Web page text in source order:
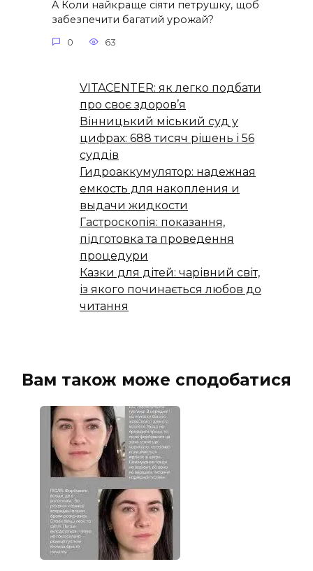
A Коли найкраще сіяти петрушку, щоб
забезпечити багатий урожай?
0 63
VITACENTER: як легко подбати
про своє здоров’я
Вінницький міський суд у
цифрах: 688 тисяч рішень і 56
суддів
Гидроаккумулятор: надежная
емкость для накопления и
выдачи жидкости
Гастроскопія: показання,
підготовка та проведення
процедури
Казки для дітей: чарівний світ,
із якого починається любов до
читання
Вам також може сподобатися